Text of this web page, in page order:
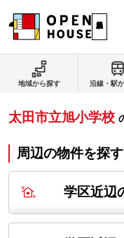
地域から探す 沿線・駅
太田市立旭小学校
周辺の物件を探す
学区近辺